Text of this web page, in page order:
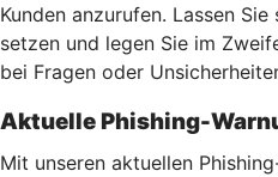
Kunden anzurufen. Lassen
setzen und legen Sie im
bei Fragen oder
Aktuelle Phishing-
Mit unseren aktuellen